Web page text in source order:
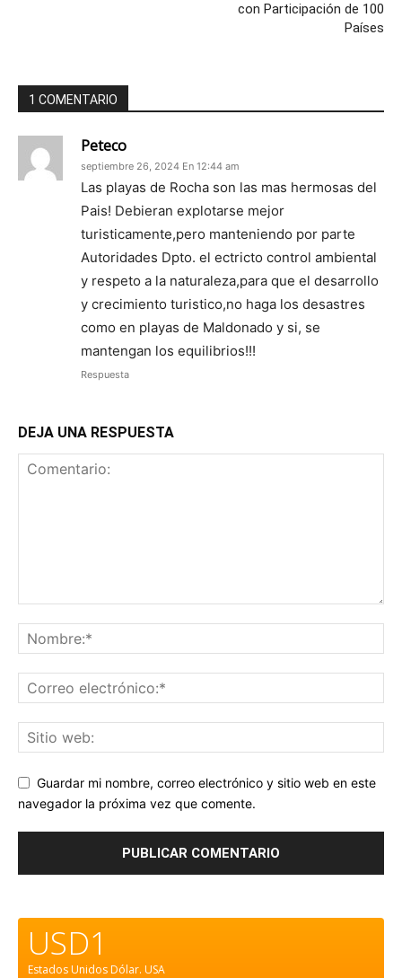
con Participación de 100
Países
1 COMENTARIO
Peteco
septiembre 26, 2024 En 12:44 am
Las playas de Rocha son las mas hermosas del
Pais! Debieran explotarse mejor
turisticamente,pero manteniendo por parte
Autoridades Dpto. el ectricto control ambiental
y respeto a la naturaleza,para que el desarrollo
y crecimiento turistico,no haga los desastres
como en playas de Maldonado y si, se
mantengan los equilibrios!!!
Respuesta
DEJA UNA RESPUESTA
Guardar mi nombre, correo electrónico y sitio web en este
navegador la próxima vez que comente.
USD1
Estados Unidos Dólar. USA